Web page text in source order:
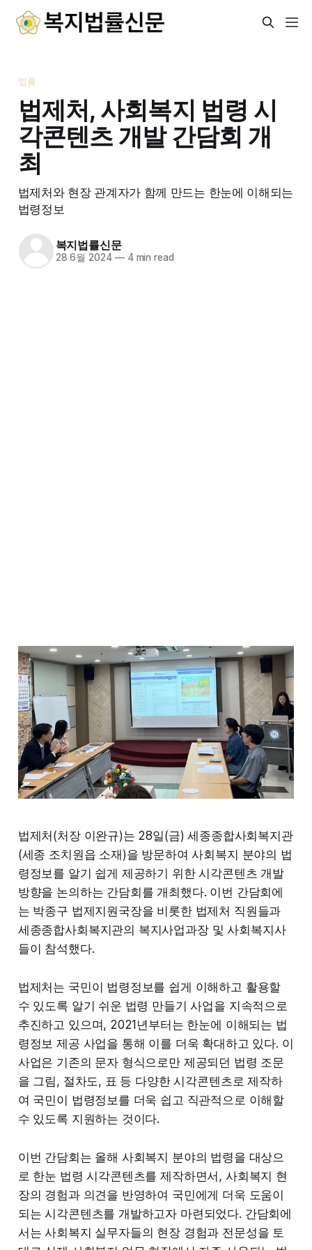
법률
법제처, 사회복지 법령 시
각콘텐츠 개발 간담회 개
최
법제처와 현장 관계자가 함께 만드는 한눈에 이해되는
법령정보
복지법률신문
28 6월 2024 —4 min read
법제처(처장 이완규)는 28일(금) 세종종합사회복지관
(세종 조치원읍 소재)을 방문하여 사회복지 분야의 법
령정보를 알기 쉽게 제공하기 위한 시각콘텐츠 개발
방향을 논의하는 간담회를 개최했다. 이번 간담회에
는 박종구 법제지원국장을 비롯한 법제처 직원들과
세종종합사회복지관의 복지사업과장 및 사회복지사
들이 참석했다.
법제처는 국민이 법령정보를 쉽게 이해하고 활용할
수 있도록 알기 쉬운 법령 만들기 사업을 지속적으로
추진하고 있으며, 2021년부터는 한눈에 이해되는 법
령정보 제공 사업을 통해 이를 더욱 확대하고 있다. 이
사업은 기존의 문자 형식으로만 제공되던 법령 조문
을 그림, 절차도, 표 등 다양한 시각콘텐츠로 제작하
여 국민이 법령정보를 더욱 쉽고 직관적으로 이해할
수 있도록 지원하는 것이다.
이번 간담회는 올해 사회복지 분야의 법령을 대상으
로 한눈 법령 시각콘텐츠를 제작하면서, 사회복지 현
장의 경험과 의견을 반영하여 국민에게 더욱 도움이
되는 시각콘텐츠를 개발하고자 마련되었다. 간담회에
서는 사회복지 실무자들의 현장 경험과 전문성을 토